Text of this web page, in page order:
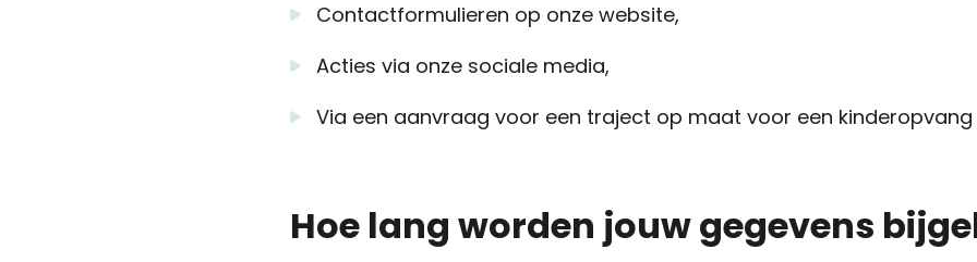
Contactformulieren op onze website,
Acties via onze sociale media,
Via een aanvraag voor een traject op maat voor een
Hoe lang worden jouw gegevens